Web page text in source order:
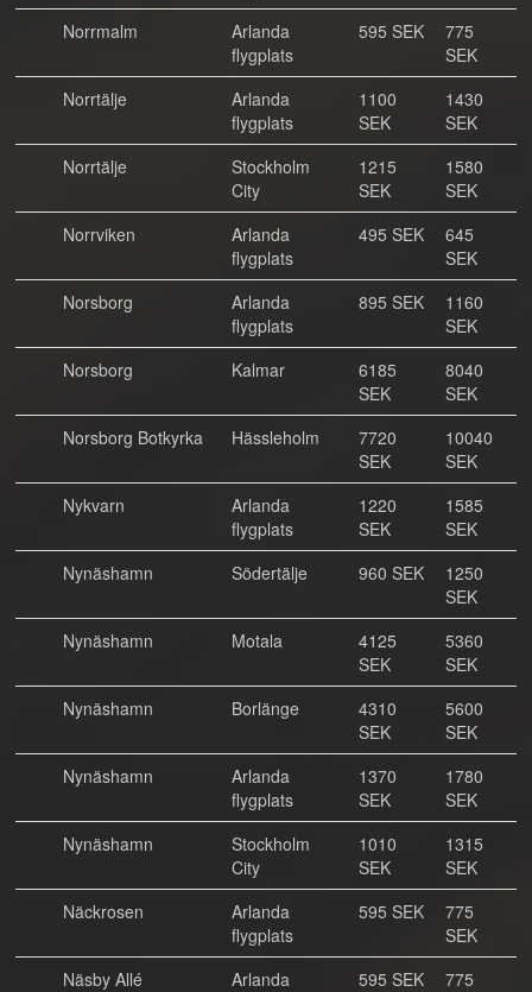
Norrmalm
Arlanda
flygplats
595 SEK
775
SEK
Norrtälje
Arlanda
flygplats
1100
SEK
1430
SEK
Norrtälje
Stockholm
City
1215
SEK
1580
SEK
Norrviken
Arlanda
flygplats
495 SEK
645
SEK
Norsborg
Arlanda
flygplats
895 SEK
1160
SEK
Norsborg
Kalmar
6185
SEK
8040
SEK
Norsborg Botkyrka
Hässleholm
7720
SEK
10040
SEK
Nykvarn
Arlanda
flygplats
1220
SEK
1585
SEK
Nynäshamn
Södertälje 960 SEK
1250
SEK
Nynäshamn
Motala
4125
SEK
5360
SEK
Nynäshamn
Borlänge
4310
SEK
5600
SEK
Nynäshamn
Arlanda
flygplats
1370
SEK
1780
SEK
Nynäshamn
Stockholm
City
1010
SEK
1315
SEK
Näckrosen
Arlanda
flygplats
595 SEK
775
SEK
Näsby Allé
Arlanda
595 SEK
775